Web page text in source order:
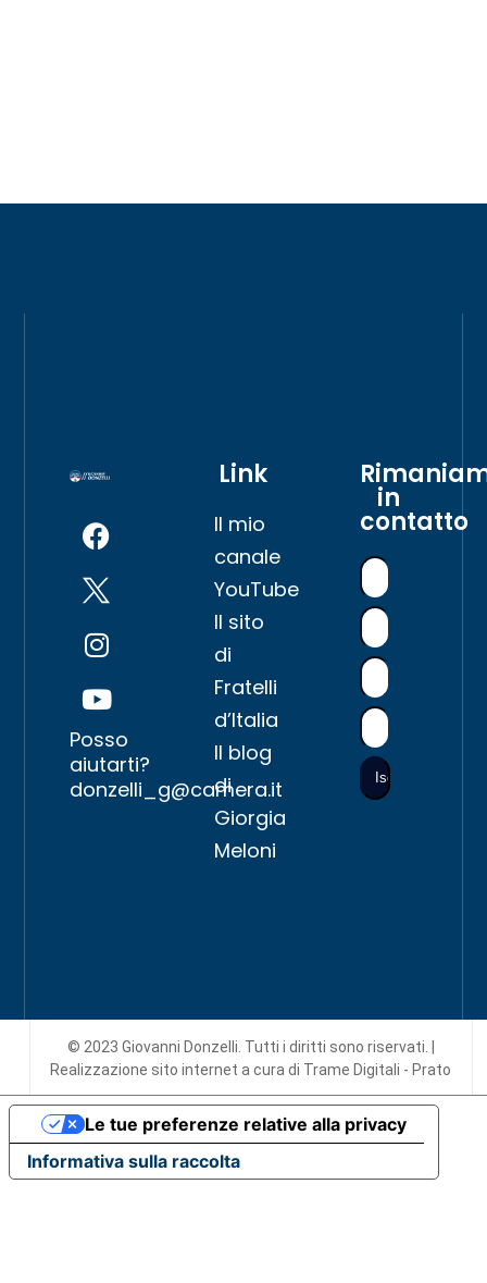
Posso
aiutarti?
donzelli_g@camera.it
Link
Il mio
canale
YouTube
Il sito
di
Fratelli
d’Italia
Il blog
di
Giorgia
Meloni
in
contatto
© 2023 Giovanni Donzelli. Tutti i diritti sono riservati. |
Realizzazione sito interneta cura di Trame Digitali - Prato
Informativa sulla raccolta
Le tue preferenze relative alla privacy